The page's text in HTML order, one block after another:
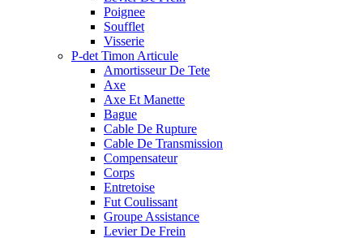
Poignee
Soufflet
Visserie
P-det Timon Articule
Amortisseur De Tete
Axe
Axe Et Manette
Bague
Cable De Rupture
Cable De Transmission
Compensateur
Corps
Entretoise
Fut Coulissant
Groupe Assistance
Levier De Frein